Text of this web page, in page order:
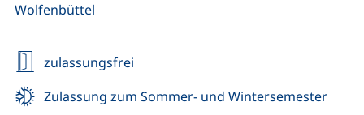
Wolfenbüttel
zulassungsfrei
Zulassung zum Sommer- und Wintersemester